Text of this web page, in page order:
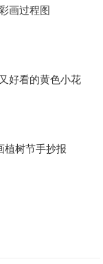
画过程图
好看的黄色小花
植树节手抄报